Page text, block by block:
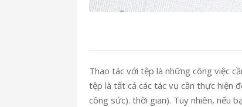
Thao tác với tệp là những công việc
tệp là tất cả các tác vụ cần thực hiện
công sức). thời gian). Tuy nhiên, nếu